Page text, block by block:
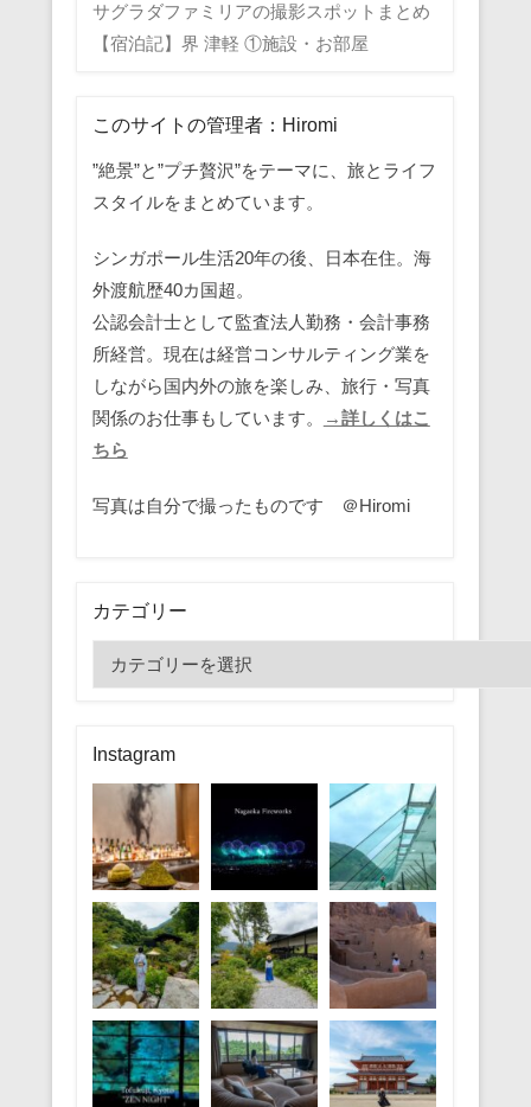
サグラダファミリアの撮影スポットまとめ
【宿泊記】界 津軽 ①施設・お部屋
このサイトの管理者：Hiromi
”絶景”と”プチ贅沢”をテーマに、旅とライフ
スタイルをまとめています。
シンガポール生活20年の後、日本在住。海
外渡航歴40カ国超。
公認会計士として監査法人勤務・会計事務
所経営。現在は経営コンサルティング業を
しながら国内外の旅を楽しみ、旅行・写真
関係のお仕事もしています。
→詳しくはこ
ちら
写真は自分で撮ったものです ＠Hiromi
カテゴリー
テ
リ
ー
Instagram